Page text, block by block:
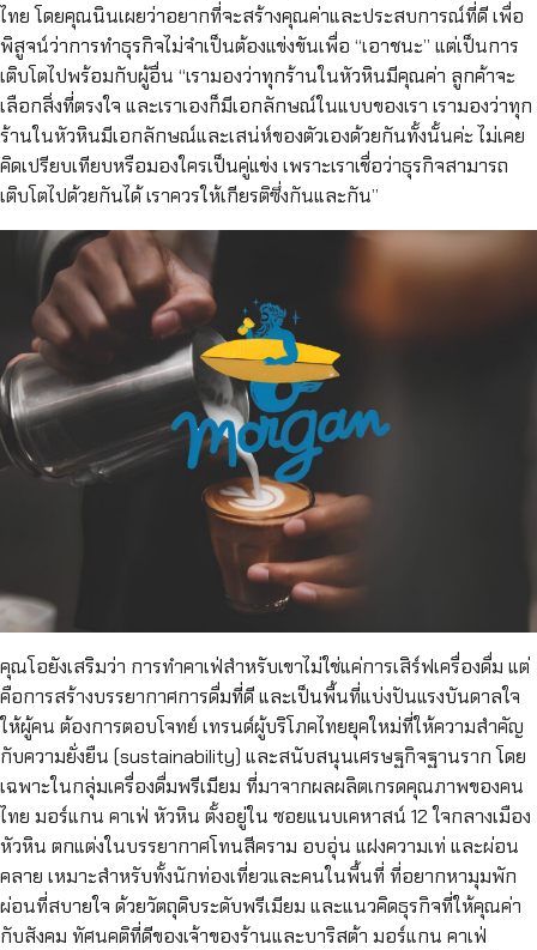
ไทย โดยคุณนินเผยว่าอยากที่จะสร้างคุณค่าและประสบการณ์ที่ดี เพื่อ
พิสูจน์ว่าการทำธุรกิจไม่จำเป็นต้องแข่งขันเพื่อ “เอาชนะ” แต่เป็นการ
เติบโตไปพร้อมกับผู้อื่น “เรามองว่าทุกร้านในหัวหินมีคุณค่า ลูกค้าจะ
เลือกสิ่งที่ตรงใจ และเราเองก็มีเอกลักษณ์ในแบบของเรา เรามองว่าทุก
ร้านในหัวหินมีเอกลักษณ์และเสน่ห์ของตัวเองด้วยกันทั้งนั้นค่ะ ไม่เคย
คิดเปรียบเทียบหรือมองใครเป็นคู่แข่ง เพราะเราเชื่อว่าธุรกิจสามารถ
เติบโตไปด้วยกันได้ เราควรให้เกียรติซึ่งกันและกัน”
คุณโอยังเสริมว่า การทำคาเฟ่สำหรับเขาไม่ใช่แค่การเสิร์ฟเครื่องดื่ม แต่
คือการสร้างบรรยากาศการดื่มที่ดี และเป็นพื้นที่แบ่งปันแรงบันดาลใจ
ให้ผู้คน ต้องการตอบโจทย์ เทรนด์ผู้บริโภคไทยยุคใหม่ที่ให้ความสำคัญ
กับความยั่งยืน (sustainability) และสนับสนุนเศรษฐกิจฐานราก โดย
เฉพาะในกลุ่มเครื่องดื่มพรีเมียม ที่มาจากผลผลิตเกรดคุณภาพของคน
ไทย มอร์แกน คาเฟ่ หัวหิน ตั้งอยู่ใน ซอยแนบเคหาสน์ 12 ใจกลางเมือง
หัวหิน ตกแต่งในบรรยากาศโทนสีคราม อบอุ่น แฝงความเท่ และผ่อน
คลาย เหมาะสำหรับทั้งนักท่องเที่ยวและคนในพื้นที่ ที่อยากหามุมพัก
ผ่อนที่สบายใจ ด้วยวัตถุดิบระดับพรีเมียม และแนวคิดธุรกิจที่ให้คุณค่า
กับสังคม ทัศนคติที่ดีของเจ้าของร้านและบาริสต้า มอร์แกน คาเฟ่